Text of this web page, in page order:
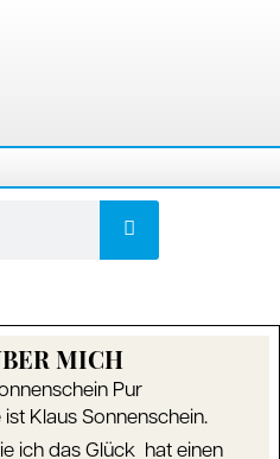
MICH
ist Klaus Sonnenschein.
ich das Glück hat einen